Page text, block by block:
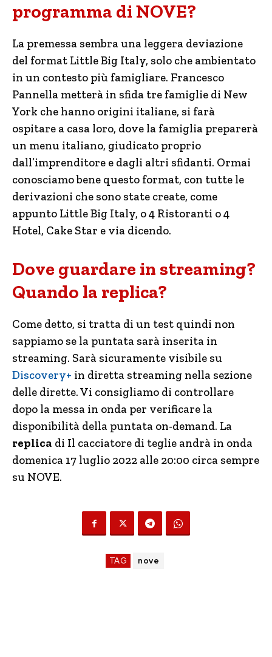
programma di NOVE?
La premessa sembra una leggera deviazione
del format Little Big Italy, solo che ambientato
in un contesto più famigliare. Francesco
Pannella metterà in sfida tre famiglie di New
York che hanno origini italiane, si farà
ospitare a casa loro, dove la famiglia preparerà
un menu italiano, giudicato proprio
dall’imprenditore e dagli altri sfidanti. Ormai
conosciamo bene questo format, con tutte le
derivazioni che sono state create, come
appunto Little Big Italy, o 4 Ristoranti o 4
Hotel, Cake Star e via dicendo.
Dove guardare in streaming?
Quando la replica?
Come detto, si tratta di un test quindi non
sappiamo se la puntata sarà inserita in
streaming. Sarà sicuramente visibile su
Discovery+ in diretta streaming nella sezione
delle dirette. Vi consigliamo di controllare
dopo la messa in onda per verificare la
disponibilità della puntata on-demand. La
replica di Il cacciatore di teglie andrà in onda
domenica 17 luglio 2022 alle 20:00 circa sempre
su NOVE.
TAG nove